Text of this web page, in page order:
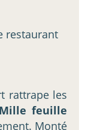
rattrape les
Mille feuille
Monté